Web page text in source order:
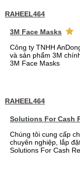
RAHEEL464
3M Face Masks
Công ty TNHH
và sản phẩm 3M
3M Face Masks
RAHEEL464
Solutions For Cash
Chúng tôi cung cấp
chuyên nghiệp, lắp
Solutions For Cash